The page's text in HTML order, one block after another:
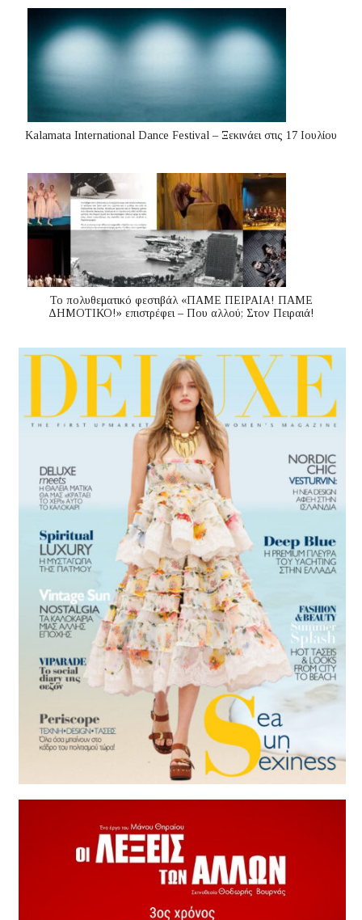
Kalamata International Dance Festival – Ξεκινάει στις 17 Ιουλίου
Το πολυθεματικό φεστιβάλ «ΠΑΜΕ ΠΕΙΡΑΙΑ! ΠΑΜΕ
ΔΗΜΟΤΙΚΟ!» επιστρέφει – Που αλλού; Στον Πειραιά!